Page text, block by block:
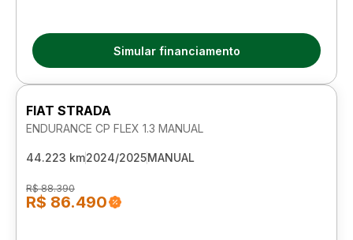
Simular financiamento
FIAT STRADA
ENDURANCE CP FLEX 1.3 MANUAL
44.223 km2024/2025MANUAL
R$ 88.390
R$ 86.490